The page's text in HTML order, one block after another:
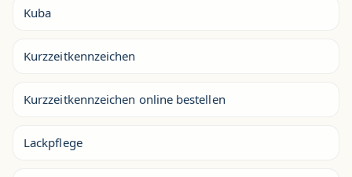
Kuba
Kurzzeitkennzeichen
Kurzzeitkennzeichen online bestellen
Lackpflege